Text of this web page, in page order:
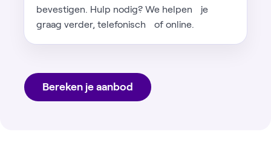
bevestigen. Hulp nodig? We helpen je
graag verder, telefonisch of online.
Bereken je aanbod